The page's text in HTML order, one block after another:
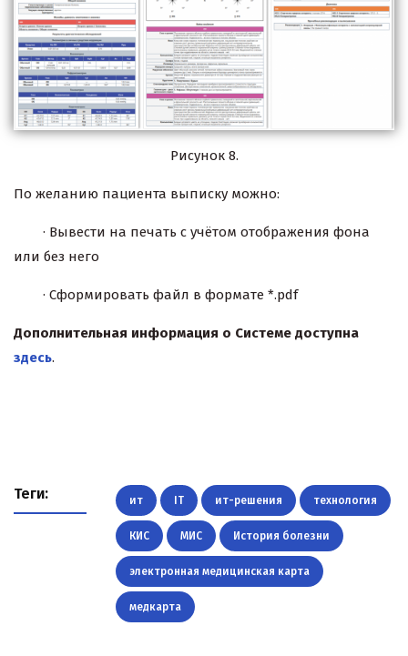
Рисунок 8.
По желанию пациента выписку можно:
· Вывести на печать с учётом отображения фона
или без него
· Сформировать файл в формате *.pdf
Дополнительная информация о Системе доступна
здесь.
Теги: ит IT ит-решения технология
КИС МИС История болезни
электронная медицинская карта
медкарта